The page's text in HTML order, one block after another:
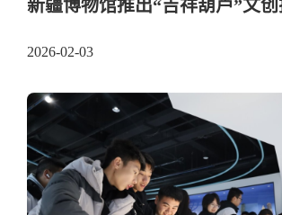
新疆博物馆推出“吉祥葫芦”文
2026-02-03